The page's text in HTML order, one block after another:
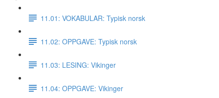
11.01: VOKABULAR: Typisk norsk
11.02: OPPGAVE: Typisk norsk
11.03: LESING: Vikinger
11.04: OPPGAVE: Vikinger